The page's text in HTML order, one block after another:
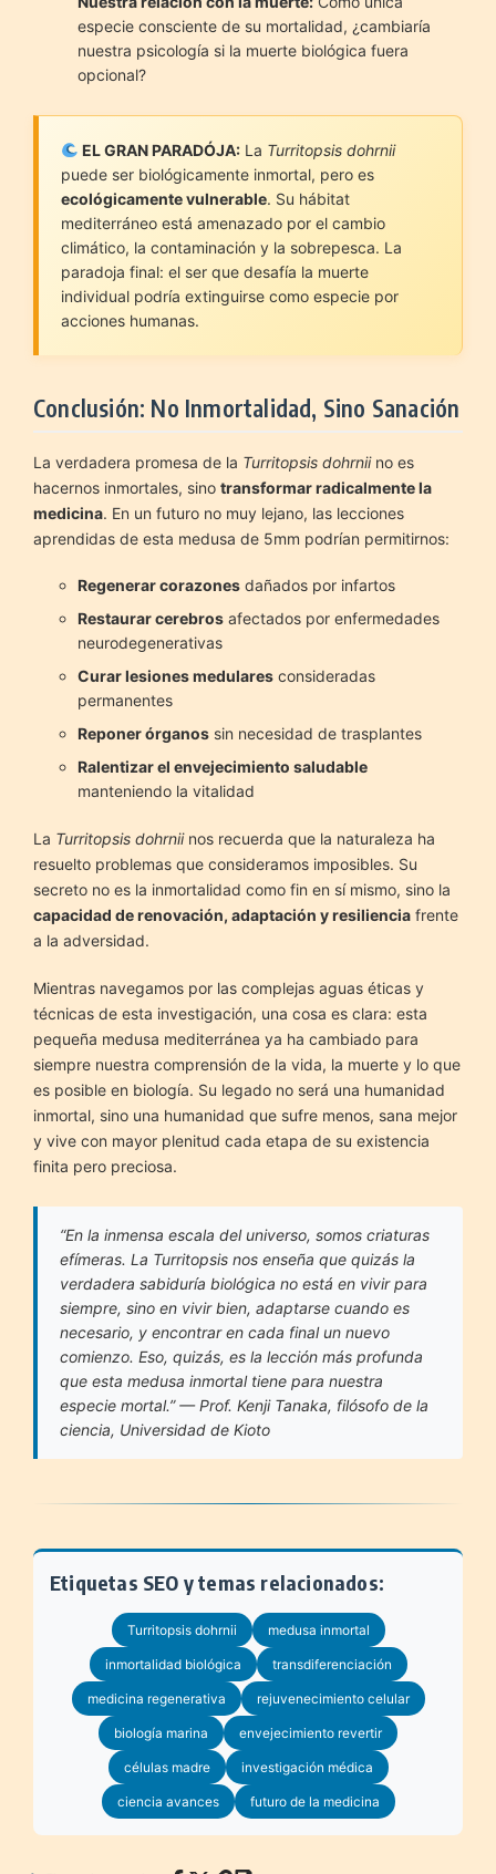
especie consciente de su mortalidad, ¿cambiaría
nuestra psicología si la muerte biológica fuera
opcional?
EL GRAN PARADÓJA:La Turritopsis dohrnii
puede ser biológicamente inmortal, pero es
ecológicamente vulnerable. Su hábitat
mediterráneo está amenazado por el cambio
climático, la contaminación y la sobrepesca. La
paradoja final: el ser que desafía la muerte
individual podría extinguirse como especie por
acciones humanas.
Conclusión: No Inmortalidad, Sino Sanación
La verdadera promesa de la Turritopsis dohrniino es
hacernos inmortales, sino transformar radicalmente la
medicina. En un futuro no muy lejano, las lecciones
aprendidas de esta medusa de 5mm podrían permitirnos:
Regenerar corazones dañados por infartos
Restaurar cerebros afectados por enfermedades
neurodegenerativas
Curar lesiones medulares consideradas
permanentes
Reponer órganos sin necesidad de trasplantes
Ralentizar el envejecimiento saludable
manteniendo la vitalidad
La Turritopsis dohrniinos recuerda que la naturaleza ha
resuelto problemas que consideramos imposibles. Su
secreto no es la inmortalidad como fin en sí mismo, sino la
capacidad de renovación, adaptación y resiliencia frente
a la adversidad.
Mientras navegamos por las complejas aguas éticas y
técnicas de esta investigación, una cosa es clara: esta
pequeña medusa mediterránea ya ha cambiado para
siempre nuestra comprensión de la vida, la muerte y lo que
es posible en biología. Su legado no será una humanidad
inmortal, sino una humanidad que sufre menos, sana mejor
y vive con mayor plenitud cada etapa de su existencia
finita pero preciosa.
“En la inmensa escala del universo, somos criaturas
efímeras. La Turritopsis nos enseña que quizás la
verdadera sabiduría biológica no está en vivir para
siempre, sino en vivir bien, adaptarse cuando es
necesario, y encontrar en cada final un nuevo
comienzo. Eso, quizás, es la lección más profunda
que esta medusa inmortal tiene para nuestra
especie mortal.”— Prof. Kenji Tanaka, filósofo de la
ciencia, Universidad de Kioto
Etiquetas SEO y temas relacionados:
Turritopsis dohrnii medusa inmortal
inmortalidad biológica transdiferenciación
medicina regenerativa rejuvenecimiento celular
biología marina envejecimiento revertir
células madre investigación médica
ciencia avances futuro de la medicina